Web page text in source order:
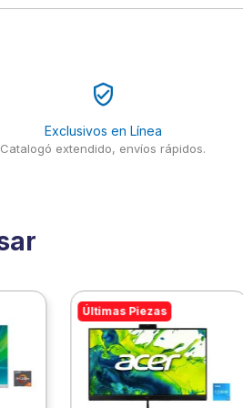
Exclusivos en Línea
Catalogó extendido, envíos rápidos.
Últimas Piezas